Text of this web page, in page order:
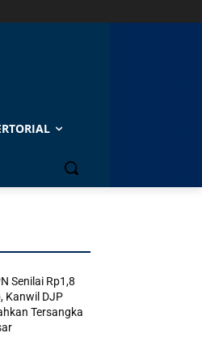
Senilai Rp1,8
Kanwil DJP
Tersangka